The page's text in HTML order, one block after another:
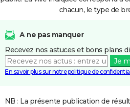
chacun, le type de
A ne pas manquer
Recevez nos astuces et bons plans
Je
En savoir plus sur notre politique de
NB : La présente publication de